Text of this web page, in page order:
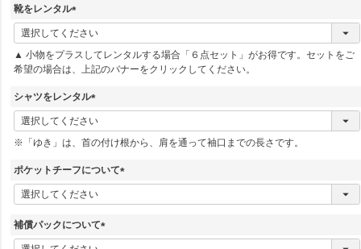
靴をレンタル
(
必
須
)
▲ 小物をプラスしてレンタルする場合「６点セット」がお得です。セットをご
希望の場合は、上記のバナーをクリックしてください。
シャツをレンタル
(
必
須
※「ゆき」は、首の付け根から、肩を通って袖口までの長さです。
ポケットチーフについて
(
必
補償パックについて
(